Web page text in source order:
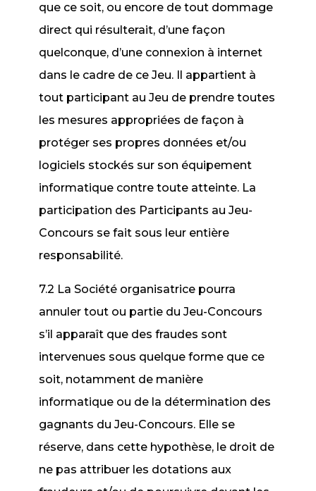
que ce soit, ou encore de tout dommage
direct qui résulterait, d’une façon
quelconque, d’une connexion à internet
dans le cadre de ce Jeu. Il appartient à
tout participant au Jeu de prendre toutes
les mesures appropriées de façon à
protéger ses propres données et/ou
logiciels stockés sur son équipement
informatique contre toute atteinte. La
participation des Participants au Jeu-
Concours se fait sous leur entière
responsabilité.
7.2 La Société organisatrice pourra
annuler tout ou partie du Jeu-Concours
s’il apparaît que des fraudes sont
intervenues sous quelque forme que ce
soit, notamment de manière
informatique ou de la détermination des
gagnants du Jeu-Concours. Elle se
réserve, dans cette hypothèse, le droit de
ne pas attribuer les dotations aux